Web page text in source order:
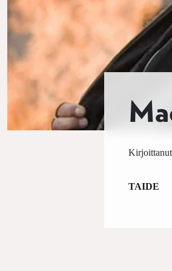
TAIDE